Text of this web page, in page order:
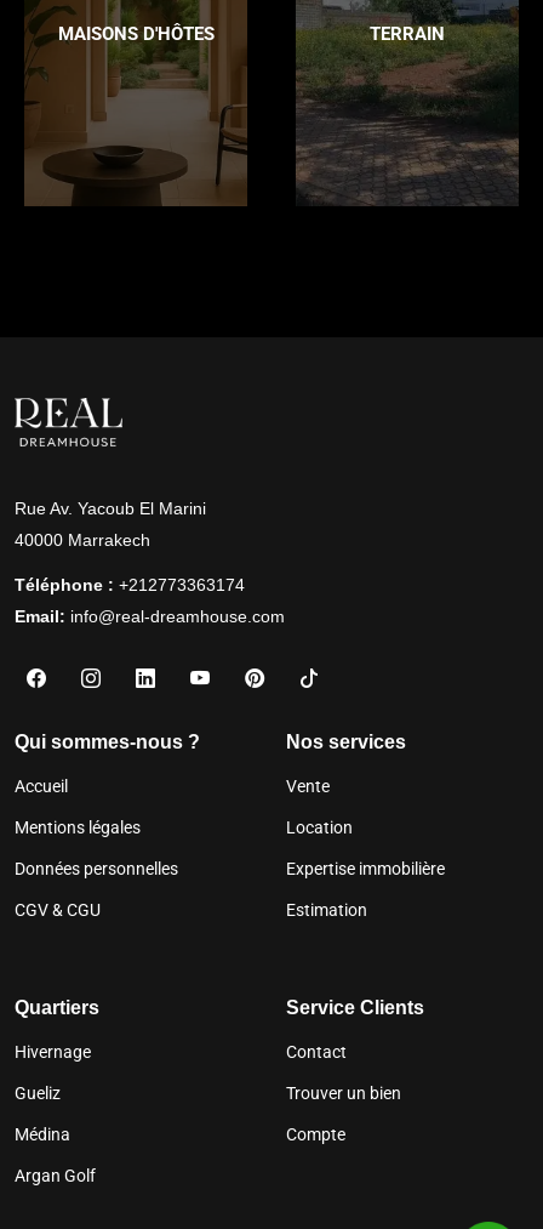
MAISONS D'HÔTES TERRAIN
Rue Av. Yacoub El Marini
40000 Marrakech
Téléphone : +212773363174
Email: info@real-dreamhouse.com
Qui sommes-nous ?
Accueil
Mentions légales
Données personnelles
CGV & CGU
Nos services
Vente
Location
Expertise immobilière
Estimation
Quartiers
Hivernage
Gueliz
Médina
Argan Golf
Service Clients
Contact
Trouver un bien
Compte